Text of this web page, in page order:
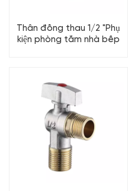
Thân đồng thau 1/2 "Phụ
kiện phòng tắm nhà bếp